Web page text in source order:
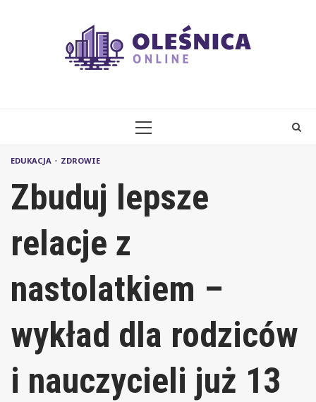
PRIMARY
EDUKACJA ZDROWIE
Zbuduj lepsze
relacje z
nastolatkiem –
wykład dla rodziców
i nauczycieli już 13